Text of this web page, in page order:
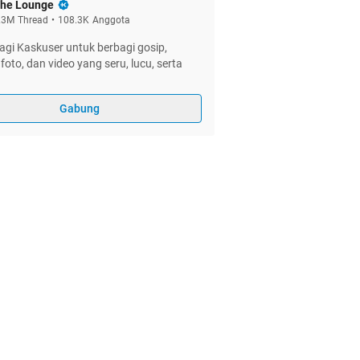
Lounge
Thread • 108.3K Anggota
Kaskuser untuk berbagi gosip,
dan video yang seru, lucu, serta
Gabung